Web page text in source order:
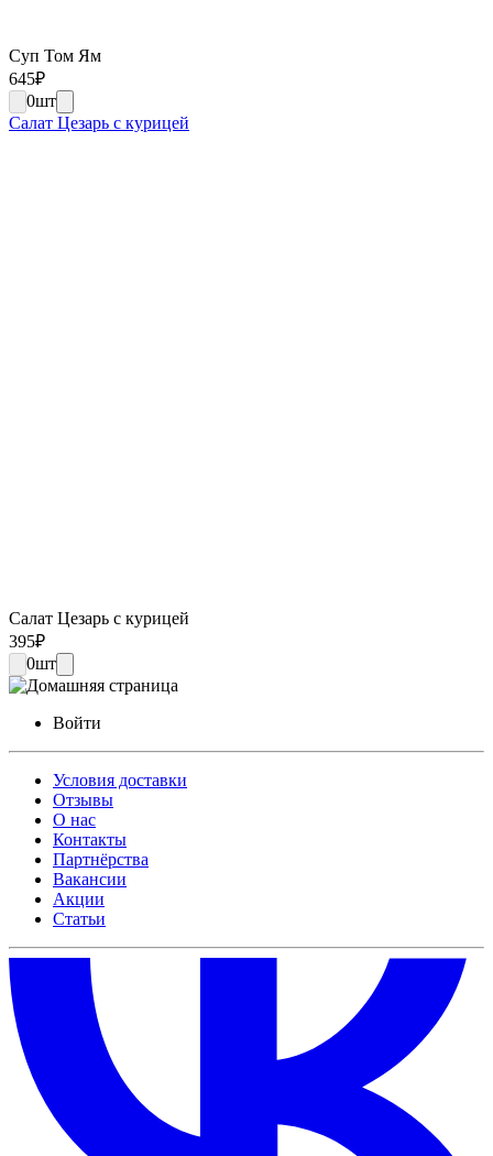
Суп Том Ям
645₽
0шт
Салат Цезарь с курицей
Салат Цезарь с курицей
395₽
0шт
Войти
Условия доставки
Отзывы
О нас
Контакты
Партнёрства
Вакансии
Акции
Статьи